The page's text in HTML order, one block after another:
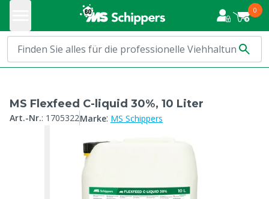
0
MS Flexfeed C-liquid 30%, 10 Liter
Art.-Nr.: 1705322Marke: MS Schippers